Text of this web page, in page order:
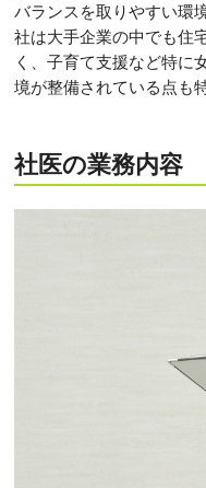
バランスを取りやすい環
社は大手企業の中でも住
く、子育て支援など特に
境が整備されている点も
社医の業務内容